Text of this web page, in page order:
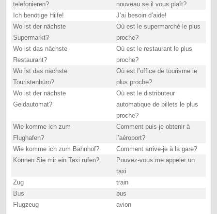
telefonieren?
nouveau se il vous plaît?
Ich benötige Hilfe!
J’ai besoin d’aide!
Wo ist der nächste
Supermarkt?
Où est le supermarché le plus
proche?
Wo ist das nächste
Restaurant?
Où est le restaurant le plus
proche?
Wo ist das nächste
Touristenbüro?
Où est l’office de tourisme le
plus proche?
Wo ist der nächste
Geldautomat?
Où est le distributeur
automatique de billets le plus
proche?
Wie komme ich zum
Flughafen?
Comment puis-je obtenir à
l’aéroport?
Wie komme ich zum Bahnhof?
Comment arrive-je à la gare?
Können Sie mir ein Taxi rufen?
Pouvez-vous me appeler un
taxi
Zug
train
Bus
bus
Flugzeug
avion